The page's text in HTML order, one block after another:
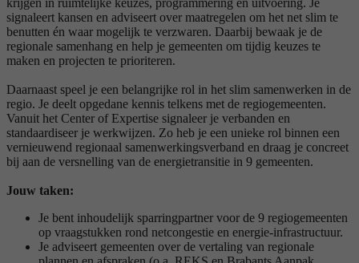
signaleert kansen en adviseert over maatregelen om het net slim te
benutten én waar mogelijk te verzwaren. Daarbij bewaak je de
regionale samenhang en help je gemeenten om tijdig keuzes te
maken en projecten te prioriteren.
Daarnaast speel je een belangrijke rol in het slim samenwerken in de
regio. Je deelt opgedane kennis telkens met de regiogemeenten.
Vanuit het Center of Expertise signaleer je verbanden en
standaardiseer je werkwijzen. Zo heb je een unieke rol binnen een
vernieuwend regionaal samenwerkingsverband en draag je concreet
bij aan de versnelling van de energietransitie in 9 gemeenten.
Jouw taken:
Je bent inhoudelijk sparringpartner voor de 9 regiogemeenten
op vraagstukken rond netcongestie en energie-infrastructuur.
Je adviseert gemeenten over de vertaling van regionale